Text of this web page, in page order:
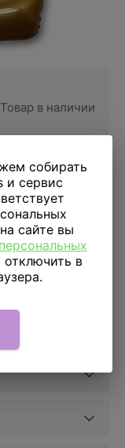
Товар в наличии
в 1 клик
собирать
и сервис
сайте вы
в